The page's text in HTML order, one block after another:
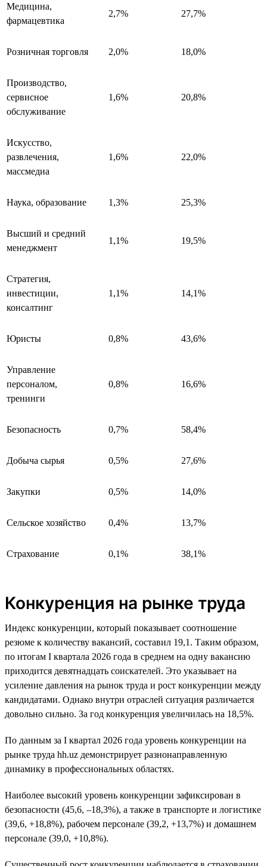
Медицина,
фармацевтика
2,7% 27,7%
Розничная торговля 2,0% 18,0%
Производство,
сервисное
обслуживание
1,6% 20,8%
Искусство,
развлечения,
массмедиа
1,6% 22,0%
Наука, образование 1,3% 25,3%
Высший и средний
менеджмент
1,1% 19,5%
Стратегия,
инвестиции,
консалтинг
1,1% 14,1%
Юристы 0,8% 43,6%
Управление
персоналом,
тренинги
0,8% 16,6%
Безопасность 0,7% 58,4%
Добыча сырья 0,5% 27,6%
Закупки 0,5% 14,0%
Сельское хозяйство 0,4% 13,7%
Страхование 0,1% 38,1%
Конкуренция на рынке труда
Индекс конкуренции, который показывает соотношение
резюме к количеству вакансий, составил 19,1. Таким образом,
по итогам I квартала 2026 года в среднем на одну вакансию
приходится девятнадцать соискателей. Это указывает на
усиление давления на рынок труда и рост конкуренции между
кандидатами. Однако внутри отраслей ситуация различается
довольно сильно. За год конкуренция увеличилась на 18,5%.
По данным за I квартал 2026 года уровень конкуренции на
рынке труда hh.uz демонстрирует разнонаправленную
динамику в профессиональных областях.
Наиболее высокий уровень конкуренции зафиксирован в
безопасности (45,6, –18,3%), а также в транспорте и логистике
(39,6, +18,8%), рабочем персонале (39,2, +13,7%) и домашнем
персонале (39,0, +10,8%).